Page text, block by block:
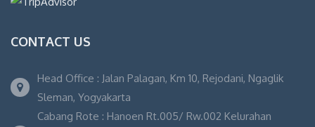
CONTACT US
Head Office : Jalan Palagan, Km 10, Rejodani, Ngaglik
Sleman, Yogyakarta
Cabang Rote : Hanoen Rt.005/ Rw.002 Kelurahan